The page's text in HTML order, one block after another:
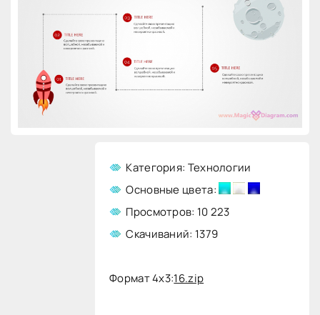
Категория: Технологии
Основные цвета:
Просмотров: 10 223
Скачиваний: 1379
Формат 4x3:16.zip